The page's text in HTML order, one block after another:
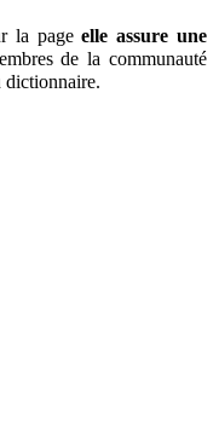
la pageelle assure une
de la communauté
dictionnaire.